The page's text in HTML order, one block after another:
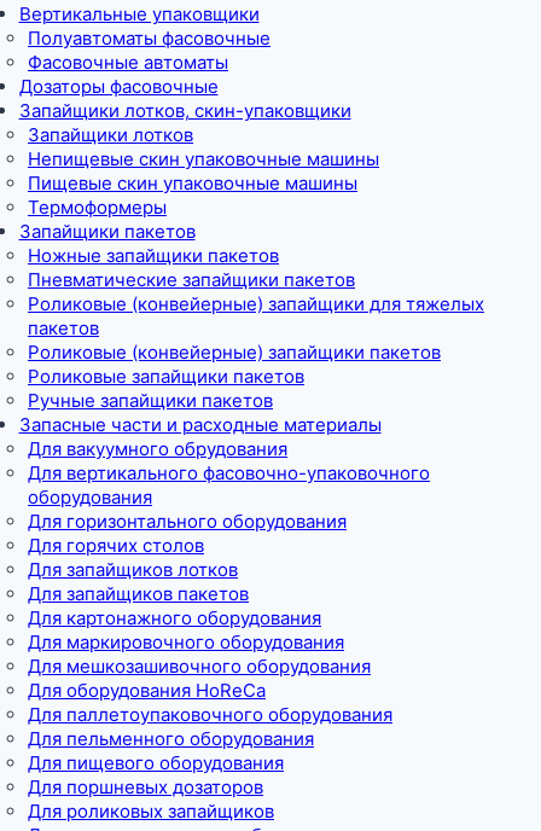
Вертикальные упаковщики
Полуавтоматы фасовочные
Фасовочные автоматы
Дозаторы фасовочные
Запайщики лотков, скин-упаковщики
Запайщики лотков
Непищевые скин упаковочные машины
Пищевые скин упаковочные машины
Термоформеры
Запайщики пакетов
Ножные запайщики пакетов
Пневматические запайщики пакетов
Роликовые (конвейерные) запайщики для тяжелых
пакетов
Роликовые (конвейерные) запайщики пакетов
Роликовые запайщики пакетов
Ручные запайщики пакетов
Запасные части и расходные материалы
Для вакуумного обрудования
Для вертикального фасовочно-упаковочного
оборудования
Для горизонтального оборудования
Для горячих столов
Для запайщиков лотков
Для запайщиков пакетов
Для картонажного оборудования
Для маркировочного оборудования
Для мешкозашивочного оборудования
Для оборудования HoReCa
Для паллетоупаковочного оборудования
Для пельменного оборудования
Для пищевого оборудования
Для поршневых дозаторов
Для роликовых запайщиков